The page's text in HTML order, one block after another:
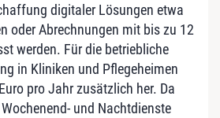
digitaler Lösungen etwa
oder Abrechnungen mit bis zu 12
werden. Für die betriebliche
in Kliniken und Pflegeheimen
pro Jahr zusätzlich her. Da
und Nachtdienste